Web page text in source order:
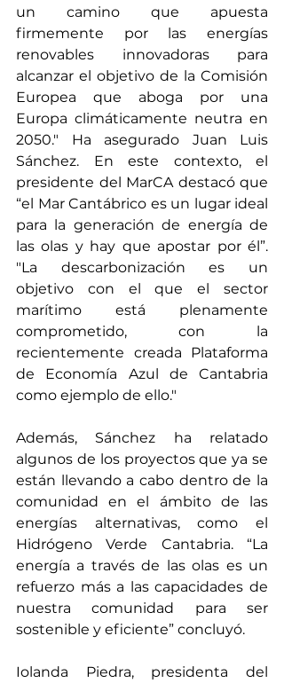
un camino que apuesta
firmemente por las energías
renovables innovadoras para
alcanzar el objetivo de la Comisión
Europea que aboga por una
Europa climáticamente neutra en
2050." Ha asegurado Juan Luis
Sánchez. En este contexto, el
presidente del MarCA destacó que
“el Mar Cantábrico es un lugar ideal
para la generación de energía de
las olas y hay que apostar por él”.
"La descarbonización es un
objetivo con el que el sector
marítimo está plenamente
comprometido, con la
recientemente creada Plataforma
de Economía Azul de Cantabria
como ejemplo de ello."
Además, Sánchez ha relatado
algunos de los proyectos que ya se
están llevando a cabo dentro de la
comunidad en el ámbito de las
energías alternativas, como el
Hidrógeno Verde Cantabria. “La
energía a través de las olas es un
refuerzo más a las capacidades de
nuestra comunidad para ser
sostenible y eficiente” concluyó.
Iolanda Piedra, presidenta del